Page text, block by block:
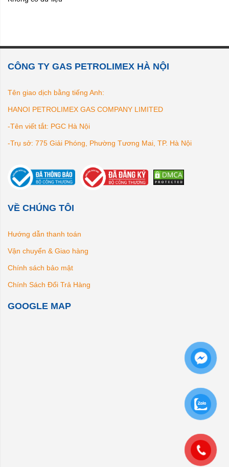
CÔNG TY GAS PETROLIMEX HÀ NỘI
Tên giao dịch bằng tiếng Anh:
HANOI PETROLIMEX GAS COMPANY LIMITED
-Tên viết tắt: PGC Hà Nội
-Trụ sở: 775 Giải Phóng, Phường Tương Mai, TP. Hà Nội
VỀ CHÚNG TÔI
Hướng dẫn thanh toán
Vận chuyển & Giao hàng
Chính sách bảo mật
Chính Sách Đổi Trả Hàng
GOOGLE MAP